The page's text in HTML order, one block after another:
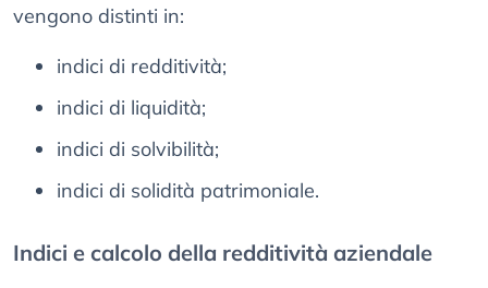
vengono distinti in:
indici di redditività;
indici di liquidità;
indici di solvibilità;
indici di solidità patrimoniale.
Indici e calcolo della redditività aziendale